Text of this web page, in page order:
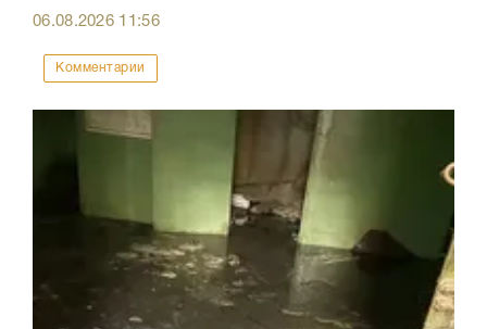
06.08.2026 11:56
Комментарии